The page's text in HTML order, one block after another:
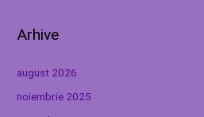
Arhive
august 2026
noiembrie 2025